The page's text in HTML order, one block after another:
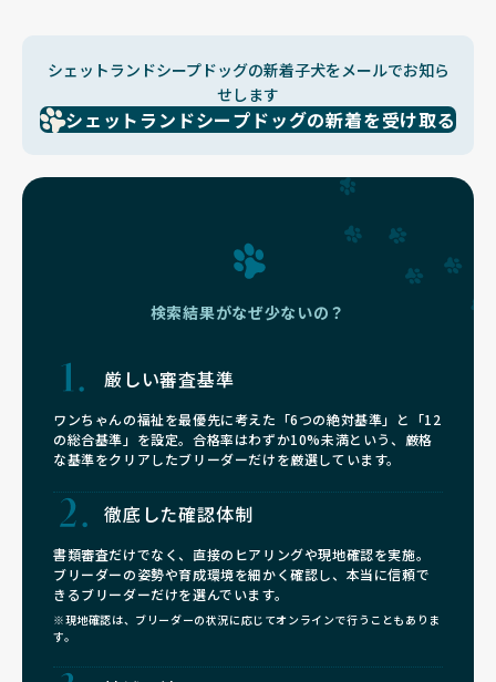
シェットランドシープドッグの新着子犬をメールでお知ら
せします
シェットランドシープドッグの新着を受け取る
検索結果がなぜ少ないの？
厳しい審査基準
ワンちゃんの福祉を最優先に考えた「6つの絶対基準」と「12
の総合基準」を設定。合格率はわずか10%未満という、厳格
な基準をクリアしたブリーダーだけを厳選しています。
徹底した確認体制
書類審査だけでなく、直接のヒアリングや現地確認を実施。
ブリーダーの姿勢や育成環境を細かく確認し、本当に信頼で
きるブリーダーだけを選んでいます。
※現地確認は、ブリーダーの状況に応じてオンラインで行うこともありま
す。